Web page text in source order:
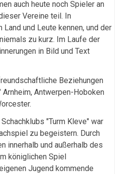
auch heute noch Spieler an
Vereine teil. In
Land und Leute kennen, und der
zu kurz. Im Laufe der
in Bild und Text
Beziehungen
Arnheim, Antwerpen-Hoboken
"Turm Kleve" war
zu begeistern. Durch
innerhalb und außerhalb des
königlichen Spiel
Jugend kommende